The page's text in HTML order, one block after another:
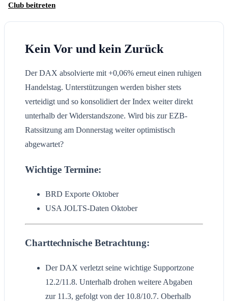
Club beitreten
Kein Vor und kein Zurück
Der DAX absolvierte mit +0,06% erneut einen ruhigen
Handelstag. Unterstützungen werden bisher stets
verteidigt und so konsolidiert der Index weiter direkt
unterhalb der Widerstandszone. Wird bis zur EZB-
Ratssitzung am Donnerstag weiter optimistisch
abgewartet?
Wichtige Termine:
BRD Exporte Oktober
USA JOLTS-Daten Oktober
Charttechnische Betrachtung:
Der DAX verletzt seine wichtige Supportzone
12.2/11.8. Unterhalb drohen weitere Abgaben
zur 11.3, gefolgt von der 10.8/10.7. Oberhalb